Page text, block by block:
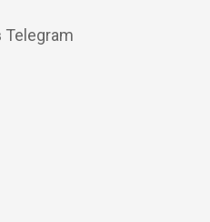
Telegram